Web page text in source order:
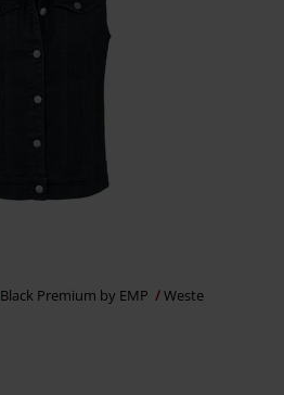
Black Premium by EMP Weste